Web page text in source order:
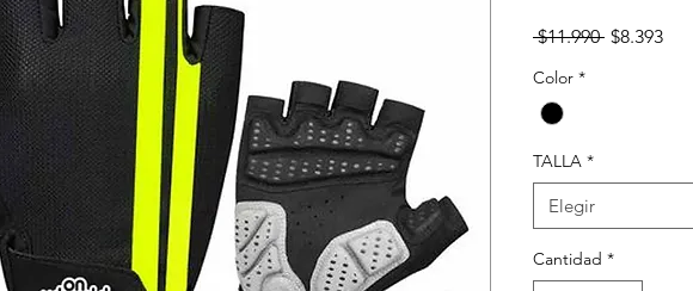
$11.990 Precio
$8.393
Color *
TALLA *
Elegir
Cantidad *